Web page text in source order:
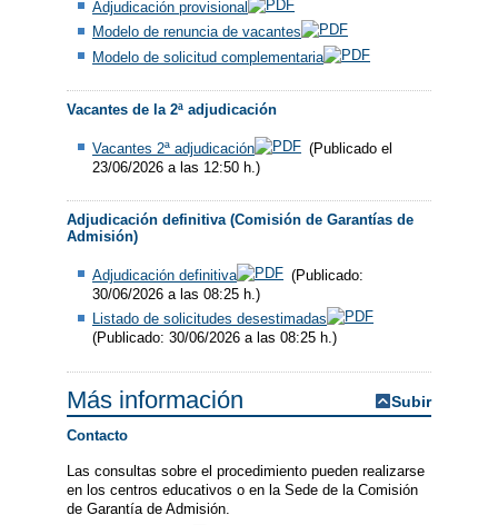
Adjudicación provisional
Modelo de renuncia de vacantes
Modelo de solicitud complementaria
Vacantes de la 2ª adjudicación
Vacantes 2ª adjudicación
(Publicado el
23/06/2026 a las 12:50 h.)
Adjudicación definitiva (Comisión de Garantías de
Admisión)
Adjudicación definitiva
(Publicado:
30/06/2026 a las 08:25 h.)
Listado de solicitudes desestimadas
(Publicado: 30/06/2026 a las 08:25 h.)
Más información Subir
Contacto
Las consultas sobre el procedimiento pueden realizarse
en los centros educativos o en la Sede de la Comisión
de Garantía de Admisión.